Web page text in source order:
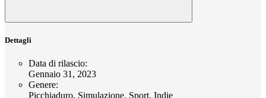
Dettagli
Data di rilascio:
Gennaio 31, 2023
Genere:
Picchiaduro, Simulazione, Sport, Indie